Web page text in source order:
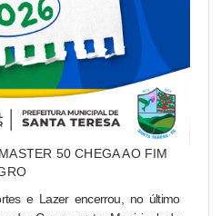
50 CHEGA AO FIM
e Lazer encerrou, no último